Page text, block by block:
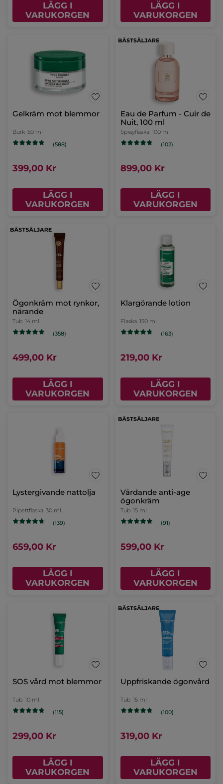
LÄGG I
VARUKORGEN
LÄGG I
VARUKORGEN
Gelkräm mot blemmor
Burk 50 ml
(588)
399,00 Kr
LÄGG I
VARUKORGEN
Eau de Parfum - Cuir de
Nuit, 100 ml
Sprayflaska 100 ml
(102)
899,00 Kr
LÄGG I
VARUKORGEN
Ögonkräm mot rynkor,
närande
Tub 14 ml
(358)
499,00 Kr
LÄGG I
VARUKORGEN
Klargörande lotion
Flaska 150 ml
(163)
219,00 Kr
LÄGG I
VARUKORGEN
Lystergivande nattolja
Pipettflaska 30 ml
(139)
659,00 Kr
LÄGG I
VARUKORGEN
Vårdande anti-age
ögonkräm
Tub 15 ml
(91)
599,00 Kr
LÄGG I
VARUKORGEN
SOS vård mot blemmor
Tub 10 ml
(115)
299,00 Kr
LÄGG I
VARUKORGEN
Uppfriskande ögonvård
Tub 15 ml
(100)
319,00 Kr
LÄGG I
VARUKORGEN